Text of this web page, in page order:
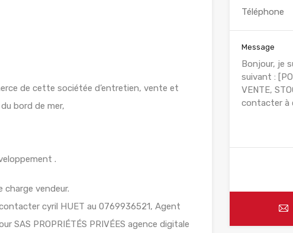
de cette sociétée d’entretien, vente et
bord de mer,
.
charge vendeur.
cyril HUET au 0769936521, Agent
SAS PROPRIÉTÉS PRIVÉES agence digitale
Message